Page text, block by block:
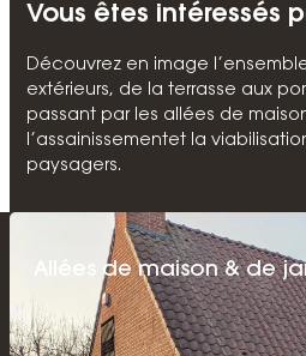
Vous êtes intéressés
Découvrez en image
extérieurs, de la terrasse aux
passant par les allées de
l’assainissementet la
paysagers.
Allées de maison & de